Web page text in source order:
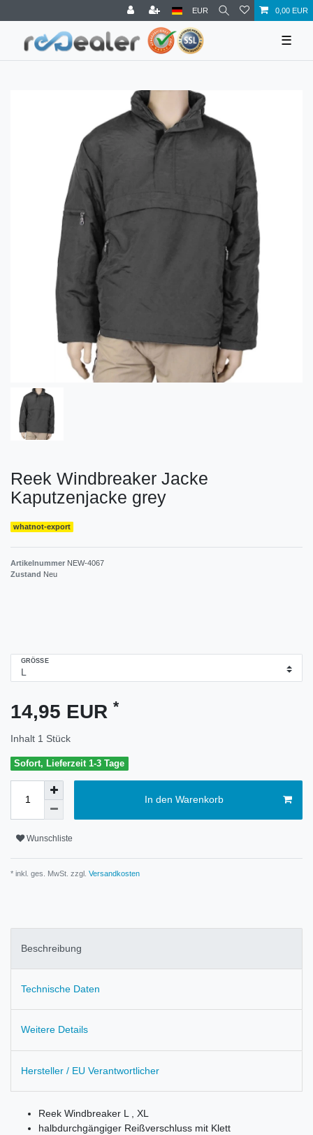
EUR 0,00 EUR
☰
Reek Windbreaker Jacke
Kaputzenjacke grey
whatnot-export
Artikelnummer NEW-4067
Zustand Neu
GRÖSSE
14,95 EUR *
Inhalt 1 Stück
Sofort, Lieferzeit 1-3 Tage
In den Warenkorb
Wunschliste
* inkl. ges. MwSt. zzgl. Versandkosten
Beschreibung
Technische Daten
Weitere Details
Hersteller / EU Verantwortlicher
Reek Windbreaker L , XL
halbdurchgängiger Reißverschluss mit Klett